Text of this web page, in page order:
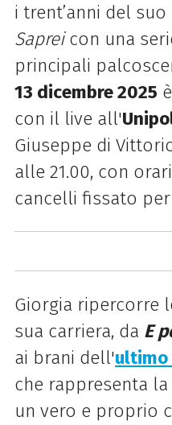
i trent’anni del
Sapreicon una
principali
13 dicembre 2025
con il live all'
Giuseppe di
alle 21.00, con
cancelli fissato per
Giorgia ripercorre
sua carriera, da E
ai brani dell'ultimo
che rappresenta
un vero e proprio